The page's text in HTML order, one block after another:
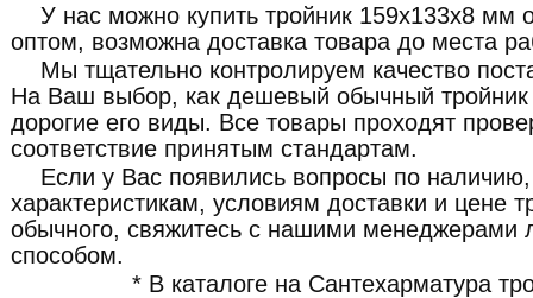
У нас можно купить тройник 159x133x8 мм
оптом, возможна доставка товара до места
Мы тщательно контролируем качество
На Ваш выбор, как дешевый обычный
дорогие его виды. Все товары проходят
соответствие принятым стандартам.
Если у Вас появились вопросы по наличию,
характеристикам, условиям доставки и цене
обычного, свяжитесь с нашими
способом.
* В каталоге на Сантехарматура